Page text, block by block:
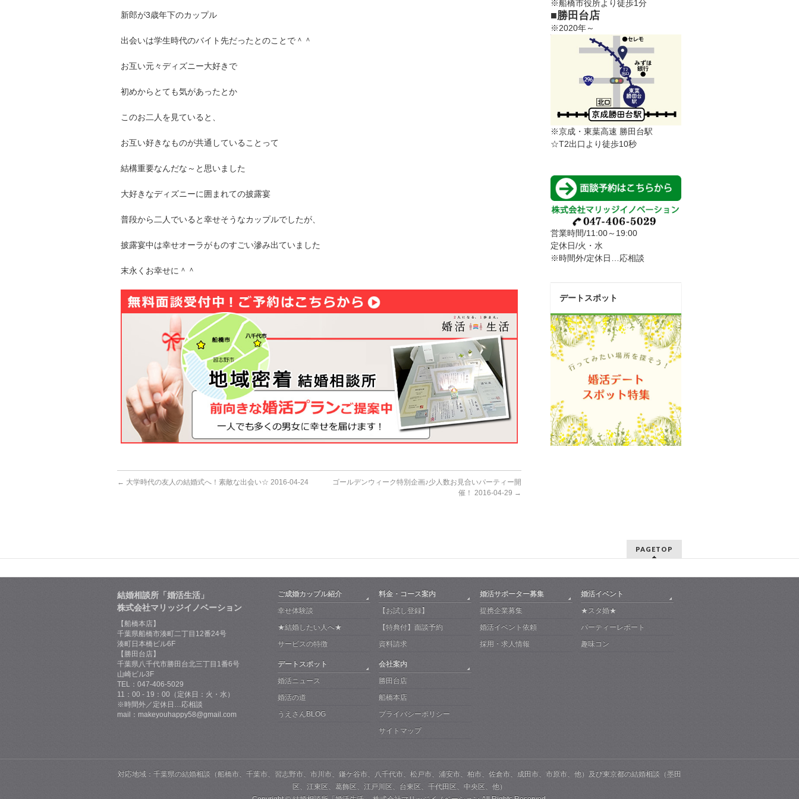
新郎が3歳年下のカップル
出会いは学生時代のバイト先だったとのことで＾＾
お互い元々ディズニー大好きで
初めからとても気があったとか
このお二人を見ていると、
お互い好きなものが共通していることって
結構重要なんだな～と思いました
大好きなディズニーに囲まれての披露宴
普段から二人でいると幸せそうなカップルでしたが、
披露宴中は幸せオーラがものすごい滲み出ていました
末永くお幸せに＾＾
← 大学時代の友人の結婚式へ！素敵な出会い☆ 2016-04-24
ゴールデンウィーク特別企画♪少人数お見合いパーティー開
催！ 2016-04-29 →
※船橋市役所より徒歩1分
■勝田台店
※2020年～
※京成・東葉高速 勝田台駅
☆T2出口より徒歩10秒
営業時間/11:00～19:00
定休日/火・水
※時間外/定休日…応相談
デートスポット
PAGETOP
結婚相談所「婚活生活」
株式会社マリッジイノベーション
【船橋本店】
千葉県船橋市湊町二丁目12番24号
湊町日本橋ビル6F
【勝田台店】
千葉県八千代市勝田台北三丁目1番6号
山崎ビル3F
TEL：047-406-5029
11：00 - 19：00（定休日：火・水）
※時間外／定休日…応相談
mail：makeyouhappy58@gmail.com
ご成婚カップル紹介
幸せ体験談
★結婚したい人へ★
サービスの特徴
料金・コース案内
【お試し登録】
【特典付】面談予約
資料請求
婚活サポーター募集
提携企業募集
婚活イベント依頼
採用・求人情報
婚活イベント
★スタ婚★
パーティーレポート
趣味コン
デートスポット
婚活ニュース
婚活の道
うえさんBLOG
会社案内
勝田台店
船橋本店
プライバシーポリシー
サイトマップ
対応地域：千葉県の結婚相談（船橋市、千葉市、習志野市、市川市、鎌ケ谷市、八千代市、松戸市、浦安市、柏市、佐倉市、成田市、市原市、他）及び東京都の結婚相談（墨田
区、江東区、葛飾区、江戸川区、台東区、千代田区、中央区、他）